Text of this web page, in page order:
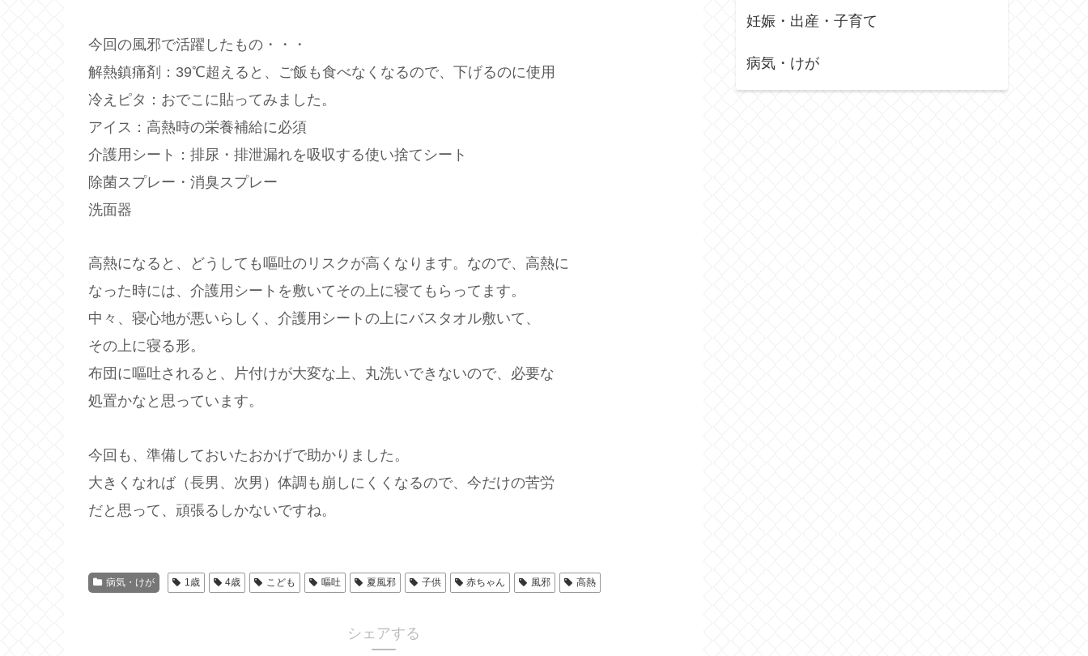
今回の風邪で活躍したもの・・・
解熱鎮痛剤：39℃超えると、ご飯も食べなくなるので、下げるのに使用
冷えピタ：おでこに貼ってみました。
アイス：高熱時の栄養補給に必須
介護用シート：排尿・排泄漏れを吸収する使い捨てシート
除菌スプレー・消臭スプレー
洗面器
高熱になると、どうしても嘔吐のリスクが高くなります。なので、高熱に
なった時には、介護用シートを敷いてその上に寝てもらってます。
中々、寝心地が悪いらしく、介護用シートの上にバスタオル敷いて、
その上に寝る形。
布団に嘔吐されると、片付けが大変な上、丸洗いできないので、必要な
処置かなと思っています。
今回も、準備しておいたおかげで助かりました。
大きくなれば（長男、次男）体調も崩しにくくなるので、今だけの苦労
だと思って、頑張るしかないですね。
病気・けが 1歳 4歳 こども 嘔吐 夏風邪 子供 赤ちゃん 風邪 高熱
シェアする
妊娠・出産・子育て
病気・けが